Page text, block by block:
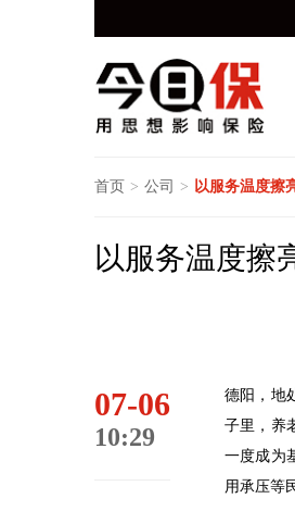
首页 > 公司 > 以服务温度擦
以服务温度擦
07-06
10:29
德阳，地
子里，养
一度成为
用承压等